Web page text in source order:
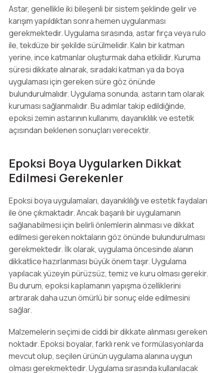
Astar, genellikle iki bileşenli bir sistem şeklinde gelir ve
karışım yapıldıktan sonra hemen uygulanması
gerekmektedir. Uygulama sırasında, astar fırça veya rulo
ile, tekdüze bir şekilde sürülmelidir. Kalın bir katman
yerine, ince katmanlar oluşturmak daha etkilidir. Kuruma
süresi dikkate alınarak, sıradaki katman ya da boya
uygulaması için gereken süre göz önünde
bulundurulmalıdır. Uygulama sonunda, astarın tam olarak
kuruması sağlanmalıdır. Bu adımlar takip edildiğinde,
epoksi zemin astarının kullanımı, dayanıklılık ve estetik
açısından beklenen sonuçları verecektir.
Epoksi Boya Uygularken Dikkat
Edilmesi Gerekenler
Epoksi boya uygulamaları, dayanıklılığı ve estetik faydaları
ile öne çıkmaktadır. Ancak başarılı bir uygulamanın
sağlanabilmesi için belirli önlemlerin alınması ve dikkat
edilmesi gereken noktaların göz önünde bulundurulması
gerekmektedir. İlk olarak, uygulama öncesinde alanın
dikkatlice hazırlanması büyük önem taşır. Uygulama
yapılacak yüzeyin pürüzsüz, temiz ve kuru olması gerekir.
Bu durum, epoksi kaplamanın yapışma özelliklerini
artırarak daha uzun ömürlü bir sonuç elde edilmesini
sağlar.
Malzemelerin seçimi de ciddi bir dikkate alınması gereken
noktadır. Epoksi boyalar, farklı renk ve formülasyonlarda
mevcut olup, seçilen ürünün uygulama alanına uygun
olması gerekmektedir. Uygulama sırasında kullanılacak